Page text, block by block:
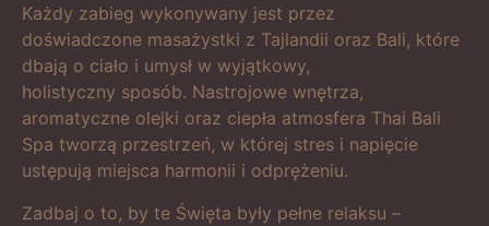
Każdy zabieg wykonywany jest przez
doświadczone masażystki z Tajlandii oraz Bali, które
dbają o ciało i umysł w wyjątkowy,
holistyczny sposób. Nastrojowe wnętrza,
aromatyczne olejki oraz ciepła atmosfera Thai Bali
Spa tworzą przestrzeń, w której stres i napięcie
ustępują miejsca harmonii i odprężeniu.
Zadbaj o to, by te Święta były pełne relaksu –